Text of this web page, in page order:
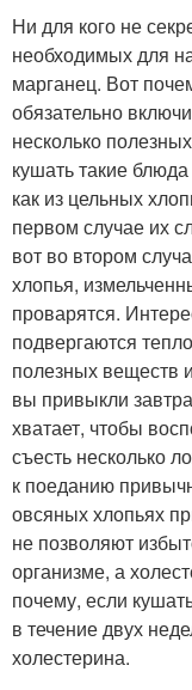
Ни для кого не
необходимых для
марганец. Вот
обязательно
несколько
кушать такие
как из цельных
первом случае их
вот во втором
хлопья,
проварятся.
подвергаются
полезных веществ
вы привыкли
хватает, чтобы
съесть несколько
к поеданию
овсяных хлопьях
не позволяют
организме, а
почему, если
в течение двух
холестерина.